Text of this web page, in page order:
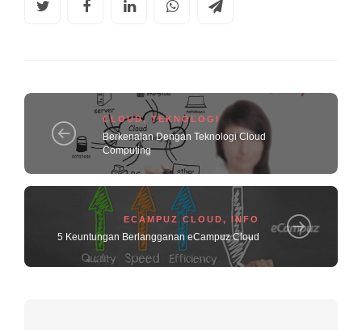
CLOUD, TEKNOLOGI
Berkenalan Dengan Teknologi Cloud
Computing
ECAMPUZ CLOUD, INFO
5 Keuntungan Berlangganan eCampuz Cloud